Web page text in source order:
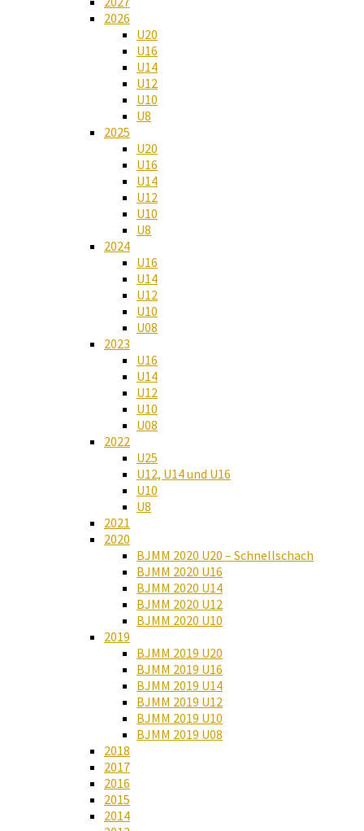
2026
U20
U16
U14
U12
U10
U8
2025
U20
U16
U14
U12
U10
U8
2024
U16
U14
U12
U10
U08
2023
U16
U14
U12
U10
U08
2022
U25
U12, U14 und U16
U10
U8
2021
2020
BJMM 2020 U20 – Schnellschach
BJMM 2020 U16
BJMM 2020 U14
BJMM 2020 U12
BJMM 2020 U10
2019
BJMM 2019 U20
BJMM 2019 U16
BJMM 2019 U14
BJMM 2019 U12
BJMM 2019 U10
BJMM 2019 U08
2018
2017
2016
2015
2014